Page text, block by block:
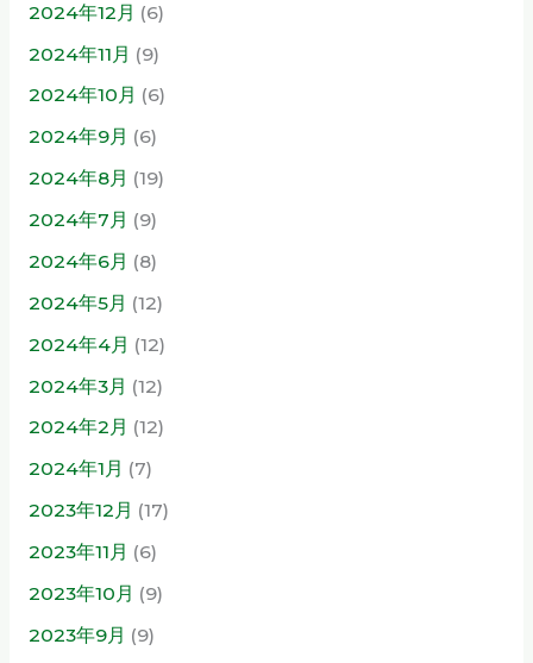
2024年12月 (6)
2024年11月 (9)
2024年10月 (6)
2024年9月 (6)
2024年8月 (19)
2024年7月 (9)
2024年6月 (8)
2024年5月 (12)
2024年4月 (12)
2024年3月 (12)
2024年2月 (12)
2024年1月 (7)
2023年12月 (17)
2023年11月 (6)
2023年10月 (9)
2023年9月 (9)